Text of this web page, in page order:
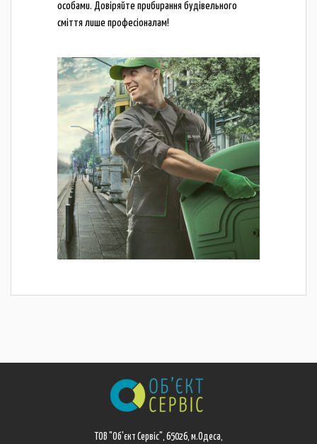
особами. Довіряйте прибирання будівельного
сміття лише професіоналам!
ТОВ "Об'єкт Сервіс", 65026, м.Одеса,